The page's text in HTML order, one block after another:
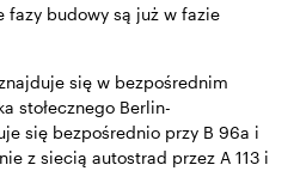
fazy budowy są już w fazie
się w bezpośrednim
stołecznego Berlin-
się bezpośrednio przy B 96a i
z siecią autostrad przez A 113 i